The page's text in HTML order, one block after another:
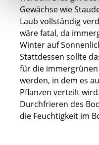
Gewächse wie
Laub vollständig
wäre fatal, da
Winter auf
Stattdessen sollte
für die
werden, in dem es
Pflanzen verteilt
Durchfrieren des
die Feuchtigkeit im